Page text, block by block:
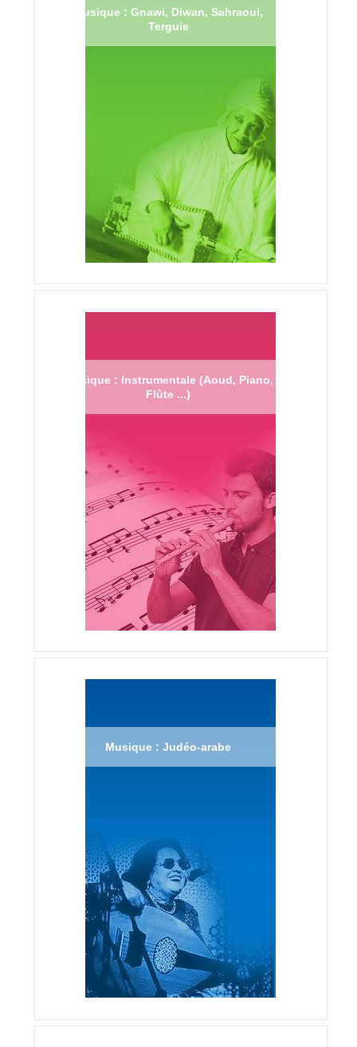
Musique : Gnawi, Diwan, Sahraoui,
Terguie
Musique : Instrumentale (Aoud, Piano,
Flûte ...)
Musique : Judéo-arabe